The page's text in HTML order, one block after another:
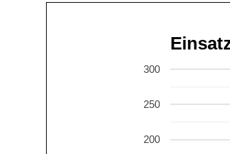
200
250
300